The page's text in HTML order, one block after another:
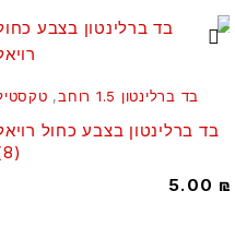
בד ברלינטון 1.5 רוחב , טקסטיל
בד ברלינטון בצבע כחול רויאל
5.00